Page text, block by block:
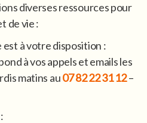
diverses ressources pour
de vie :
à votre disposition :
à vos appels et emails les
matins au07 82 22 31 12–